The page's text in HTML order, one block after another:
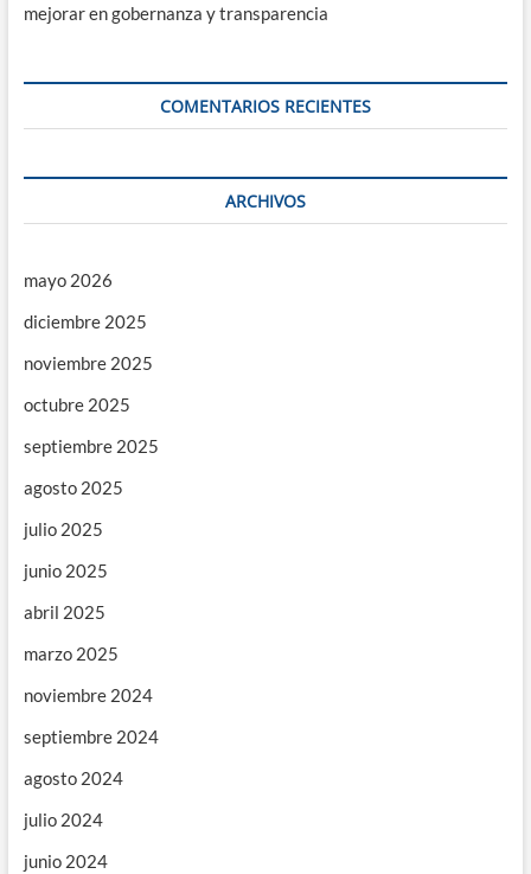
mejorar en gobernanza y transparencia
COMENTARIOS RECIENTES
ARCHIVOS
mayo 2026
diciembre 2025
noviembre 2025
octubre 2025
septiembre 2025
agosto 2025
julio 2025
junio 2025
abril 2025
marzo 2025
noviembre 2024
septiembre 2024
agosto 2024
julio 2024
junio 2024